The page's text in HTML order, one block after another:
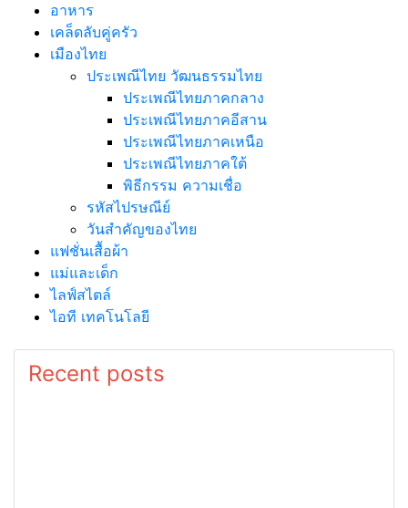
อาหาร
เคล็ดลับคู่ครัว
เมืองไทย
ประเพณีไทย วัฒนธรรมไทย
ประเพณีไทยภาคกลาง
ประเพณีไทยภาคอีสาน
ประเพณีไทยภาคเหนือ
ประเพณีไทยภาคใต้
พิธีกรรม ความเชื่อ
รหัสไปรษณีย์
วันสำคัญของไทย
แฟชั่นเสื้อผ้า
แม่และเด็ก
ไลฟ์สไตล์
ไอที เทคโนโลยี
Recent posts